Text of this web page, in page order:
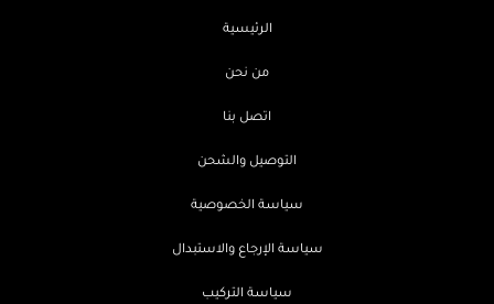
الرئيسية
من نحن
اتصل بنا
التوصيل والشحن
سياسة الخصوصية
سياسة الإرجاع والاستبدال
سياسة التركيب